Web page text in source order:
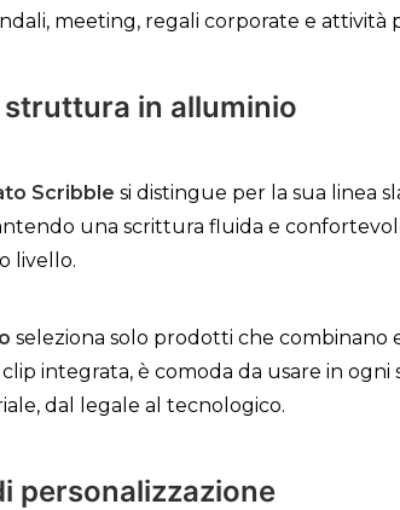
meeting, regali corporate e attività
in alluminio
Scribble si distingue per la sua linea
una scrittura fluida e
livello.
seleziona solo prodotti che combinano
integrata, è comoda da usare in
dal legale al tecnologico.
personalizzazione